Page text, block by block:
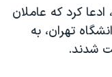
سه شنبه ۳۰ بهمن، ادعا کرد که عاملان
تهران، به
شدند.